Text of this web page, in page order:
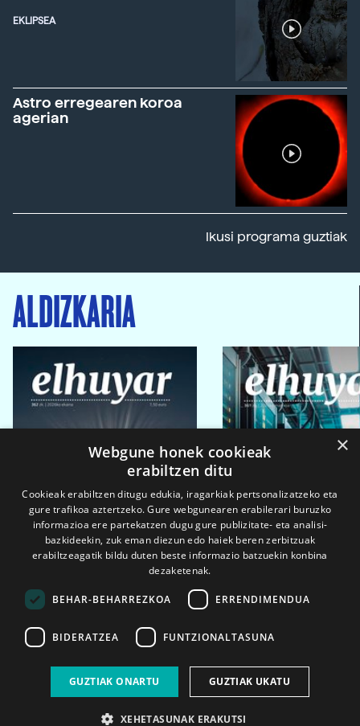
EKLIPSEA
Astro erregearen koroa
agerian
Ikusi programa guztiak
ALDIZKARIA
2026ko eka. 1a 2026ko mar. 1a
×
Webgune honek cookieak
erabiltzen ditu
Cookieak erabiltzen ditugu edukia, iragarkiak pertsonalizatzeko eta
gure trafikoa aztertzeko. Gure webgunearen erabilerari buruzko
informazioa ere partekatzen dugu gure publizitate- eta analisi-
bazkideekin, zuk eman diezun edo haiek beren zerbitzuak
erabiltzeagatik bildu duten beste informazio batzuekin konbina
dezaketenak.
BEHAR-BEHARREZKOA ERRENDIMENDUA
BIDERATZEA FUNTZIONALTASUNA
GUZTIAK ONARTU GUZTIAK UKATU
XEHETASUNAK ERAKUTSI